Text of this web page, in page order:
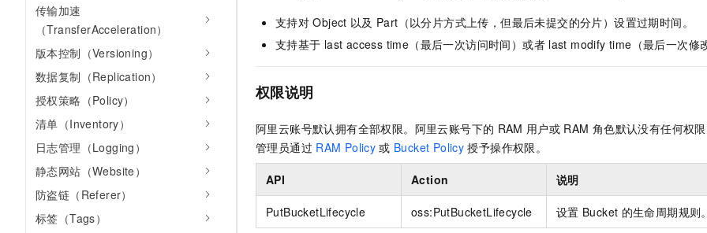
传输加速
（TransferAcceleration）
版本控制（Versioning）
数据复制（Replication）
授权策略（Policy）
清单（Inventory）
日志管理（Logging）
静态网站（Website）
防盗链（Referer）
标签（Tags）
支持对 Object 以及 Part（以分片方式上传，但最后未提交的分片）设置过期时间。
支持基于 last access time（最后一次访问时间）或者 last modify time（最后一次修
权限说明
阿里云账号默认拥有全部权限。阿里云账号下的 RAM 用户或 RAM 角色默认没有任何权
管理员通过 RAM Policy 或 Bucket Policy 授予操作权限。
API Action 说明
PutBucketLifecycle oss:PutBucketLifecycle 设置 Bucket 的生命周期规则。
个人版上线、团队版降价；千问3.8-Max首发发尝鲜 丰富多元化的应用模版和解决方案
AI Native 的算法工程平台，一站式完成建模、训练、推理服务部署
面向真实软件
云端极速 AI
大模型解决方案
快速部署 Dify，高效搭建 AI 应用 10分钟微调：让0.6B模型媲美235B模型 多模态数据信
大数据计算
媒体服务
企业服务与云通信
域名与网站
终端用户计算
Serverless
开发工具
企业出海
政企业务
大模型ACA认证体验
行业生态解决方案
AI 开发和 AI 应用解决方案
财税管理
模板建站
定制小程序